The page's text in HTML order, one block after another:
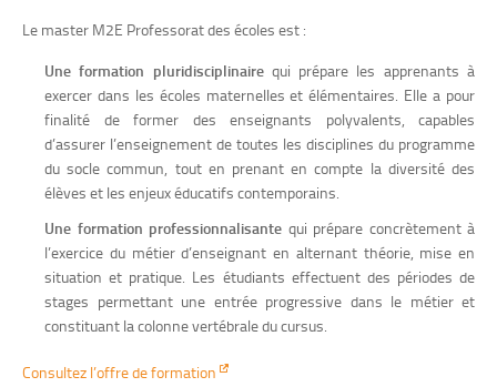
Le master M2E Professorat des écoles est :
Une formation pluridisciplinairequi prépare les apprenants à
exercer dans les écoles maternelles et élémentaires. Elle a pour
finalité de former des enseignants polyvalents, capables
d’assurer l’enseignement de toutes les disciplines du programme
du socle commun, tout en prenant en compte la diversité des
élèves et les enjeux éducatifs contemporains.
Une formation professionnalisante qui prépare concrètement à
l’exercice du métier d’enseignant en alternant théorie, mise en
situation et pratique. Les étudiants effectuent des périodes de
stages permettant une entrée progressive dans le métier et
constituant la colonne vertébrale du cursus.
Consultez l’offre de formation